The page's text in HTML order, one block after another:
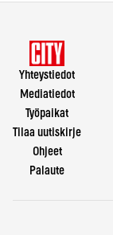
Yhteystiedot
Mediatiedot
Työpaikat
Tilaa uutiskirje
Ohjeet
Palaute